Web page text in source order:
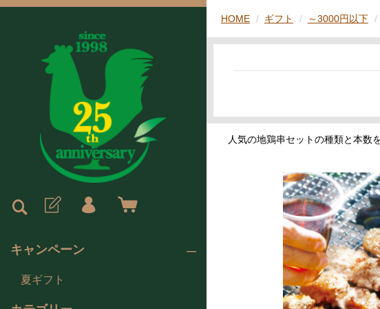
キャンペーン
夏ギフト
HOME ギフト ～3000円以下
人気の地鶏串セットの種類と本数